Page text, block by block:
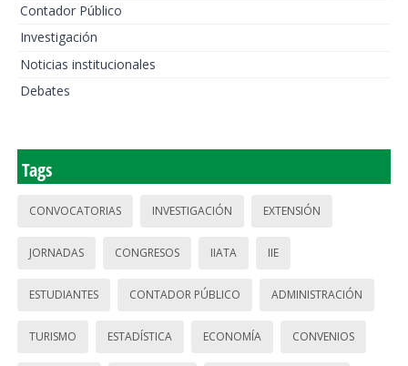
Contador Público
Investigación
Noticias institucionales
Debates
Tags
CONVOCATORIAS INVESTIGACIÓN EXTENSIÓN
JORNADAS CONGRESOS IIATA IIE
ESTUDIANTES CONTADOR PÚBLICO ADMINISTRACIÓN
TURISMO ESTADÍSTICA ECONOMÍA CONVENIOS